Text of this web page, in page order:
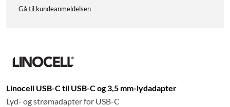
Gå til kundeanmeldelsen
Linocell USB-C til USB-C og 3,5 mm-lydadapter
Lyd- og strømadapter for USB-C